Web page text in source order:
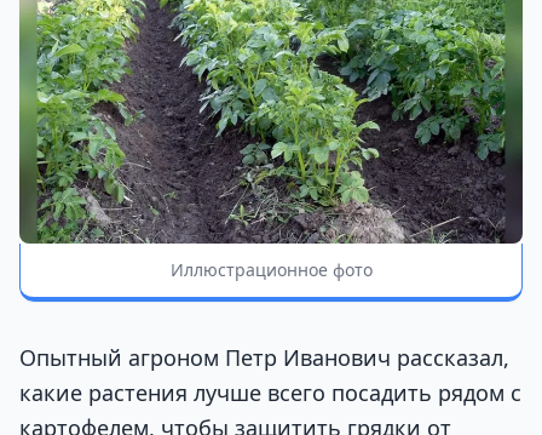
Иллюстрационное фото
Опытный агроном Петр Иванович рассказал,
какие растения лучше всего посадить рядом с
картофелем, чтобы защитить грядки от